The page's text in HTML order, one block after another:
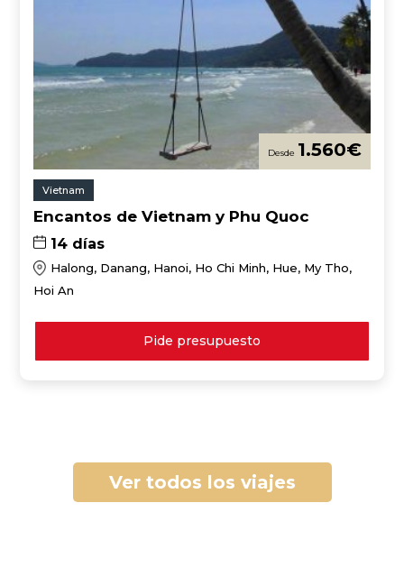
1.560€
Vietnam
Encantos de Vietnam y Phu Quoc
14 días
Halong, Danang, Hanoi, Ho Chi Minh, Hue, My Tho,
Hoi An
Pide presupuesto
Ver todos los viajes